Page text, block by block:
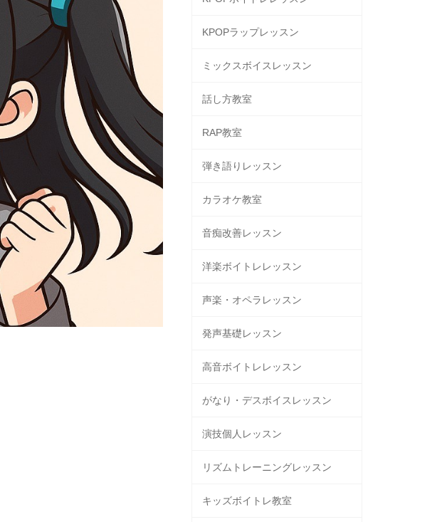
KPOPラップレッスン
ミックスボイスレッスン
話し方教室
RAP教室
弾き語りレッスン
カラオケ教室
音痴改善レッスン
洋楽ボイトレレッスン
声楽・オペラレッスン
発声基礎レッスン
高音ボイトレレッスン
がなり・デスボイスレッスン
演技個人レッスン
リズムトレーニングレッスン
キッズボイトレ教室